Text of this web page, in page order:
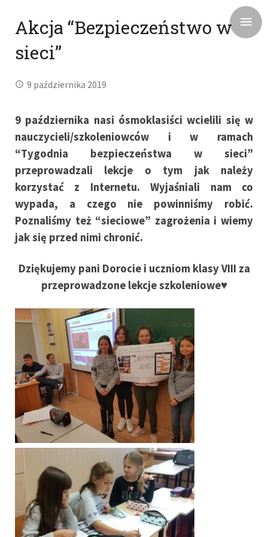
Akcja “Bezpieczeństwo w
sieci”
9 października 2019
9 października nasi ósmoklasiści wcielili się w
nauczycieli/szkoleniowców i w ramach
“Tygodnia bezpieczeństwa w sieci”
przeprowadzali lekcje o tym jak należy
korzystać z Internetu. Wyjaśniali nam co
wypada, a czego nie powinniśmy robić.
Poznaliśmy też “sieciowe” zagrożenia i wiemy
jak się przed nimi chronić.
Dziękujemy pani Dorocie i uczniom klasy VIII za
przeprowadzone lekcje szkoleniowe♥